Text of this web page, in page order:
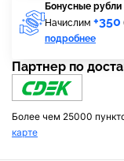
Бонусные рубли
Начислим +350
подробнее
Партнер по
Более чем 25000
карте